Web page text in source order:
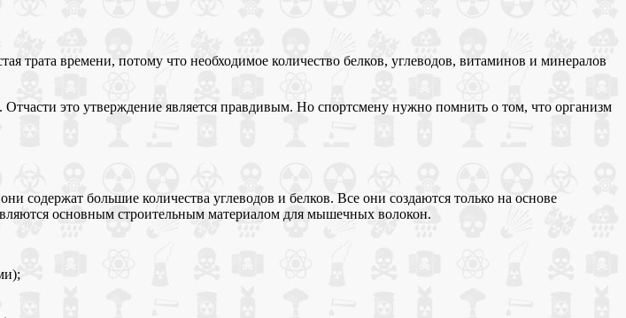
трата времени, потому что необходимое количество белков, углеводов, витаминов и минералов
это утверждение является правдивым. Но спортсмену нужно помнить о том, что организм
содержат большие количества углеводов и белков. Все они создаются только на основе
основным строительным материалом для мышечных волокон.